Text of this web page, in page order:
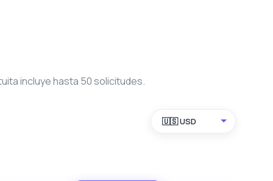
incluye hasta 50 solicitudes.
🇺🇸 USD